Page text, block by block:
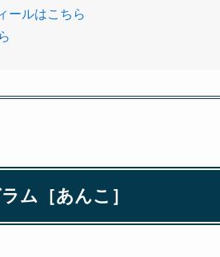
ールはこちら
ム［あんこ］